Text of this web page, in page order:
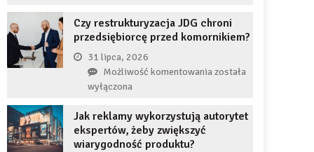
jeśli
przez
czas
braku
zęba
Czy restrukturyzacja JDG chroni
przedsiębiorcę przed komornikiem?
31 lipca, 2026
Możliwość komentowaniaCzy
chroni
została
wyłączona
Jak reklamy wykorzystują autorytet
ekspertów, żeby zwiększyć
wiarygodność produktu?